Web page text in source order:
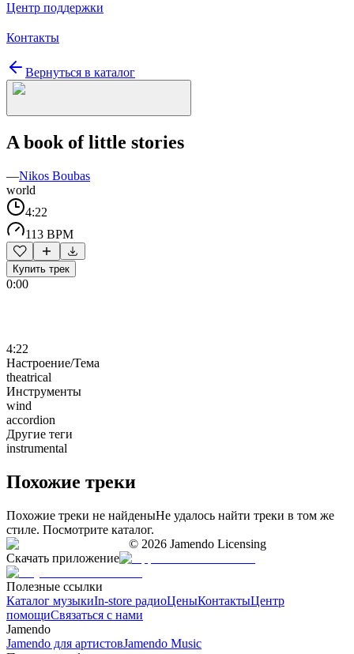
Центр поддержки
Контакты
Вернуться в каталог
A book of little stories
—Nikos Boubas
world
4:22
113 BPM
Купить трек
0:00
4:22
Настроение/Тема
theatrical
Инструменты
wind
accordion
Другие теги
instrumental
Похожие треки
Похожие треки не найденыНе удалось найти треки в том же
стиле. Посмотрите каталог.
© 2026 Jamendo Licensing
Скачать приложение
Полезные ссылки
Каталог музыкиIn-store радиоЦеныКонтактыЦентр
помощиСвязаться с нами
Jamendo
Jamendo для артистовJamendo Music